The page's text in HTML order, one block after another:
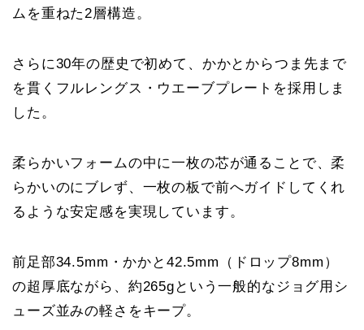
ムを重ねた2層構造。
さらに30年の歴史で初めて、かかとからつま先まで
を貫くフルレングス・ウエーブプレートを採用しま
した。
柔らかいフォームの中に一枚の芯が通ることで、柔
らかいのにブレず、一枚の板で前へガイドしてくれ
るような安定感を実現しています。
前足部34.5mm・かかと42.5mm（ドロップ8mm）
の超厚底ながら、約265gという一般的なジョグ用シ
ューズ並みの軽さをキープ。